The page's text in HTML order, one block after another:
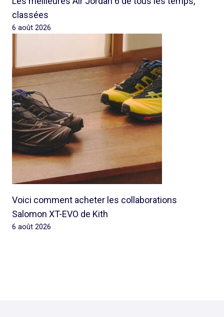
classées
6 août 2026
Voici comment acheter les collaborations
Salomon XT-EVO de Kith
6 août 2026